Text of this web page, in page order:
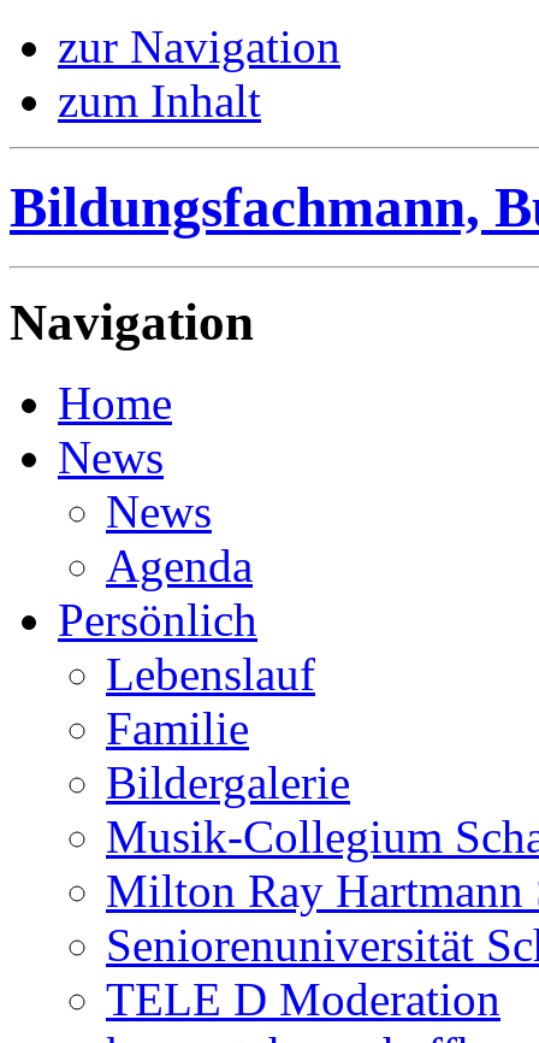
zur Navigation
zum Inhalt
Bildungsfachmann,
Navigation
Home
News
News
Agenda
Persönlich
Lebenslauf
Familie
Bildergalerie
Musik-Collegium
Milton Ray
Seniorenuniversität
TELE D Moderation